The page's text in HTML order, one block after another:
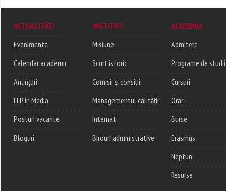
ACTUALITĂȚI
Evenimente
Calendar academic
Anunțuri
ITP în Media
Posturi vacante
Bloguri
INSTITUT
Misiune
Scurt istoric
Comisii și consilii
Managementul calității
Internat
Birouri administrative
ACADEMIA
Admitere
Programe de studii
Cursuri
Orar
Burse
Erasmus
Neptun
Resurse